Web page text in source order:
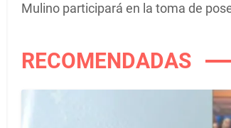
Mulino participará en la toma de
RECOMENDADAS